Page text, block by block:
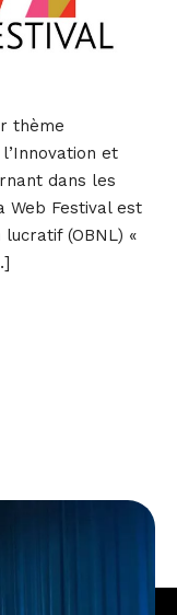
thème
et
dans les
Web Festival est
(OBNL) «